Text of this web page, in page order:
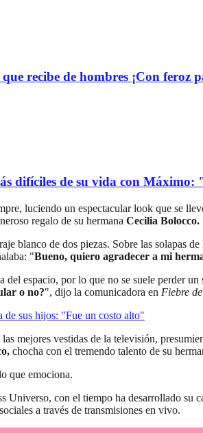
recibe de hombres ¡Con feroz
difíciles de su vida con
luciendo un espectacular look que se
regalo de su hermana Cecilia Bolocco.
blanco de dos piezas. Sobre las solapas
"Bueno, quiero agradecer a mi
del espacio, por lo que no se suele perder
o no?", dijo la comunicadora en Fiebre
de sus hijos: "Fue un costo alto"
mejores vestidas de la televisión,
chocha con el tremendo talento de su
que emociona.
con el tiempo ha desarrollado su
a través de transmisiones en vivo.